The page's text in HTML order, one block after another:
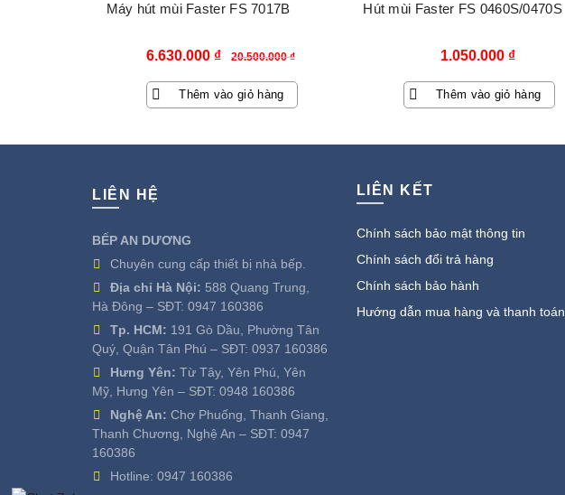
Máy hút mùi Faster FS 7017B
20.500.000₫
Giá
gốc
là:
20.500.000 ₫.
6.630.000 ₫
Giá
hiện
tại
là:
Thêm vào giỏ hàng
Hút mùi Faster FS 0460S/0470S
1.050.000 ₫
Thêm vào giỏ hàng
LIÊN HỆ
BẾP AN DƯƠNG
Chuyên cung cấp thiết bị nhà bếp.
Địa chỉ Hà Nội: 588 Quang Trung,
Hà Đông – SĐT: 0947 160386
Tp. HCM: 191 Gò Dầu, Phường Tân
Quý, Quận Tân Phú – SĐT: 0937 160386
Hưng Yên: Từ Tây, Yên Phú, Yên
Mỹ, Hưng Yên – SĐT: 0948 160386
Nghệ An: Chợ Phuống, Thanh Giang,
Thanh Chương, Nghệ An – SĐT: 0947
160386
Hotline: 0947 160386
LIÊN KẾT
Chính sách bảo mật thông tin
Chính sách đổi trả hàng
Chính sách bảo hành
Hướng dẫn mua hàng và thanh toán